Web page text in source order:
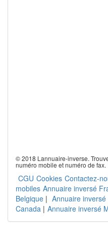
© 2018 Lannuaire-inverse.
numéro mobile et numéro de fax.
CGU Cookies Contactez-
mobiles Annuaire inversé
Belgique | Annuaire inversé
Canada | Annuaire inversé